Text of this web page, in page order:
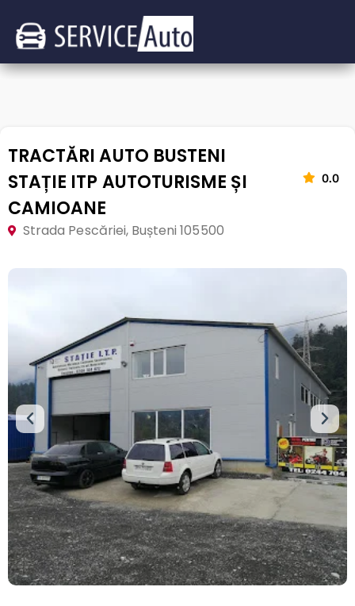
TRACTĂRI AUTO BUSTENI
STAȚIE ITP AUTOTURISME ȘI
CAMIOANE
0.0
Strada Pescăriei, Bușteni 105500